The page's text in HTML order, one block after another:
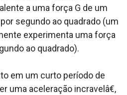
a uma força G de um
segundo ao quadrado (um
experimenta uma força
ao quadrado).
em um curto período de
uma aceleração incra­velâ€,